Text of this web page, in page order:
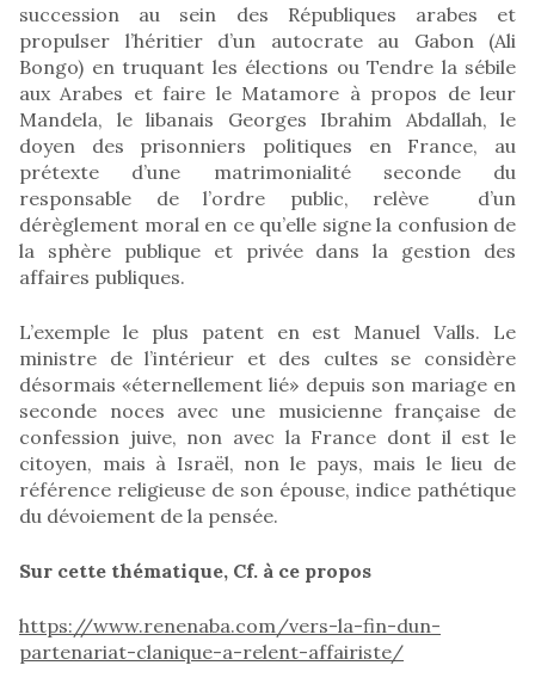
succession au sein des Républiques arabes et
propulser l’héritier d’un autocrate au Gabon (Ali
Bongo) en truquant les élections ou Tendre la sébile
aux Arabes et faire le Matamore à propos de leur
Mandela, le libanais Georges Ibrahim Abdallah, le
doyen des prisonniers politiques en France, au
prétexte d’une matrimonialité seconde du
responsable de l’ordre public, relève d’un
dérèglement moral en ce qu’elle signe la confusion de
la sphère publique et privée dans la gestion des
affaires publiques.
L’exemple le plus patent en est Manuel Valls. Le
ministre de l’intérieur et des cultes se considère
désormais «éternellement lié» depuis son mariage en
seconde noces avec une musicienne française de
confession juive, non avec la France dont il est le
citoyen, mais à Israël, non le pays, mais le lieu de
référence religieuse de son épouse, indice pathétique
du dévoiement de la pensée.
Sur cette thématique, Cf. à ce propos
https://www.renenaba.com/vers-la-fin-dun-
partenariat-clanique-a-relent-affairiste/